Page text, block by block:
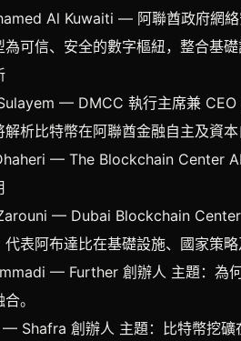
Al Kuwaiti — 阿聯酋政府網絡
為可信、安全的數字樞紐，整合基
— DMCC 執行主席兼 CEO
析比特幣在阿聯酋金融自主及資本
— The Blockchain Center
— Dubai Blockchain Center
表阿布達比在基礎設施、國家策
— Further 創辦人 主題：為
。
Shafra 創辦人 主題：比特幣挖礦